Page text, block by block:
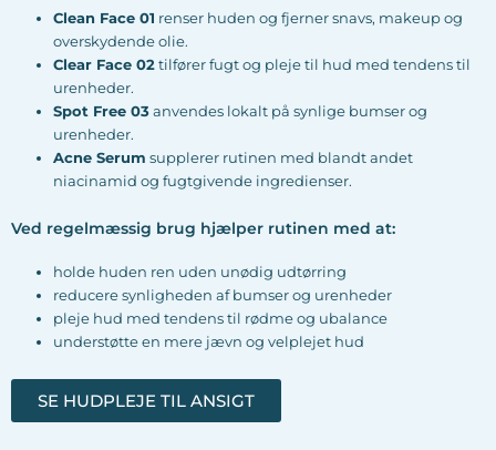
Clean Face 01 renser huden og fjerner snavs, makeup og
overskydende olie.
Clear Face 02 tilfører fugt og pleje til hud med tendens til
urenheder.
Spot Free 03 anvendes lokalt på synlige bumser og
urenheder.
Acne Serum supplerer rutinen med blandt andet
niacinamid og fugtgivende ingredienser.
Ved regelmæssig brug hjælper rutinen med at:
holde huden ren uden unødig udtørring
reducere synligheden af bumser og urenheder
pleje hud med tendens til rødme og ubalance
understøtte en mere jævn og velplejet hud
SE HUDPLEJE TIL ANSIGT